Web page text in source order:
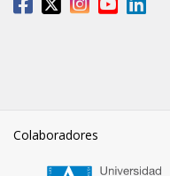
Colaboradores